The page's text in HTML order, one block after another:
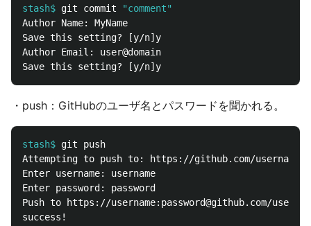
stash$ git commit
"comment"
Author Name: MyName
Save this setting? [y/n]y
Author Email: user@domain
・push：GitHubのユーザ名とパスワードを聞かれる。
stash$
Attempting to push to: https://github.com/
Enter username: username
Enter password: password
Push to https://username:password@github.com/